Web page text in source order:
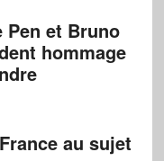
Pen et Bruno
hommage
au sujet